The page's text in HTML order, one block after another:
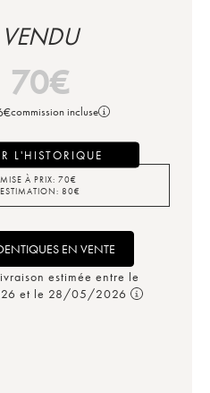
VENDU
70€
€commission incluse
L'HISTORIQUE
MISE À PRIX: 70€
ESTIMATION: 80€
EN VENTE
estimée entre le
et le 28/05/2026